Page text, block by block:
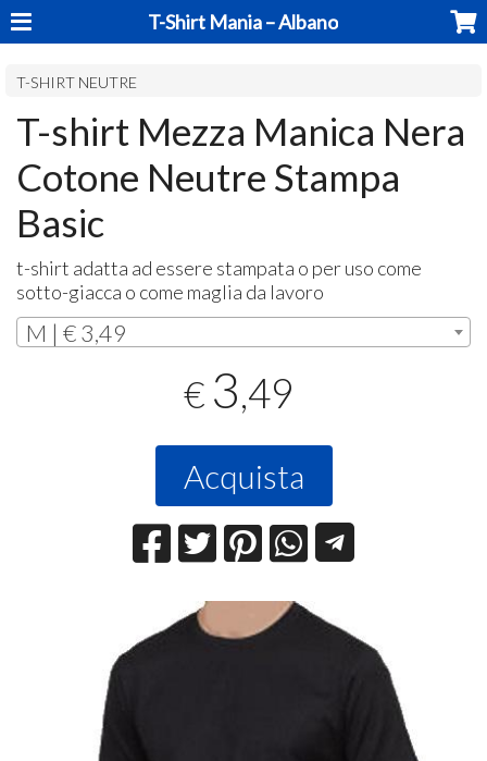
T-Shirt Mania – Albano
T-SHIRT NEUTRE
T-shirt Mezza Manica Nera
Cotone Neutre Stampa
Basic
t-shirt adatta ad essere stampata o per uso come
sotto-giacca o come maglia da lavoro
M | € 3,49
€ 3,49
Acquista